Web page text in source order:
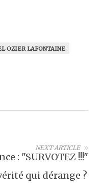
OZIER LAFONTAINE
NEXT ARTICLE
: "SURVOTEZ !!!"
qui dérange ?